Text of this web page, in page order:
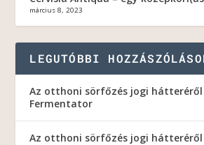
március 8, 2023
LEGUTÓBBI
Az otthoni sörfőzés jogi hátteréről
Fermentator
Az otthoni sörfőzés jogi hátteréről